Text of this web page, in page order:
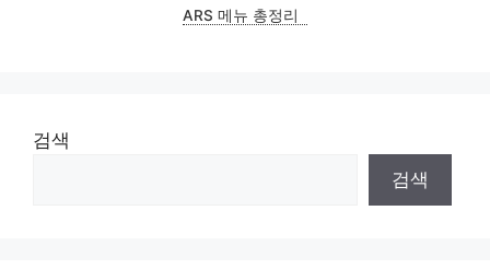
ARS 메뉴 총정리
검색
검색